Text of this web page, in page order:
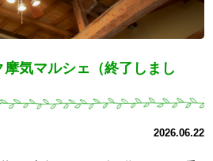
気マルシェ（終了しまし
2026.06.22